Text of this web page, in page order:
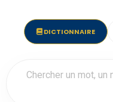
DICTIONNAIRE